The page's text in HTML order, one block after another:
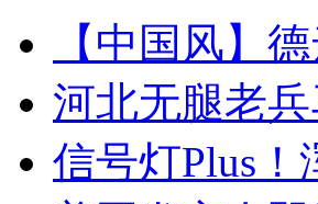
【中国风】
河北无腿老
信号灯Plus！